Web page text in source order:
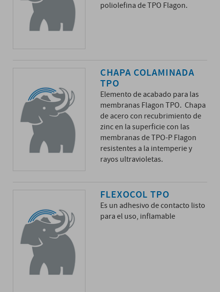
poliolefina de TPO Flagon.
CHAPA COLAMINADA
TPO
Elemento de acabado para las
membranas Flagon TPO. Chapa
de acero con recubrimiento de
zinc en la superficie con las
membranas de TPO-P Flagon
resistentes a la intemperie y
rayos ultravioletas.
FLEXOCOL TPO
Es un adhesivo de contacto listo
para el uso, inflamable